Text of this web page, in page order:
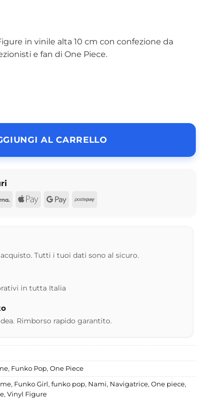
in vinile alta 10 cm con confezione da
e fan di One Piece.
– Figura in Vinile da Collezione quantità
AL CARRELLO
Klarna Apple GooglePostepay
Tutti i tuoi dati sono al sicuro.
in tutta Italia
Rimborso rapido garantito.
, Funko Pop, One Piece
, Funko Girl, funko pop, Nami, Navigatrice, One piece,
, Vinyl Figure